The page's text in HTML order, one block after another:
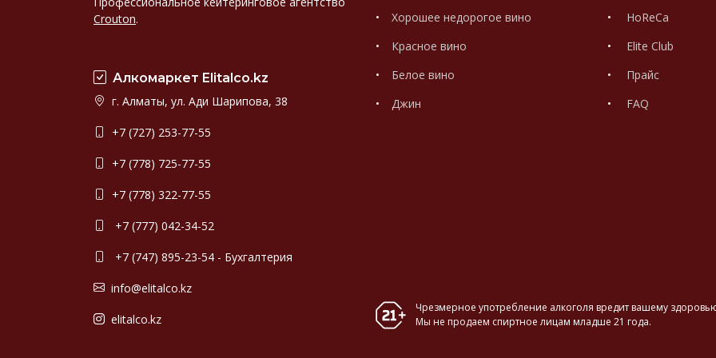
Crouton.
Алкомаркет Elitalco.kz
г. Алматы, ул. Ади Шарипова, 38
+7 (727) 253-77-55
+7 (778) 725-77-55
+7 (778) 322-77-55
+7 (777) 042-34-52
+7 (747) 895-23-54 - Бухгалтерия
info@elitalco.kz
elitalco.kz
Хорошее недорогое вино
Красное вино
Белое вино
Джин
HoReCa
Elite Club
Прайс
FAQ
Чрезмерное употребление алкоголя вредит вашему
Мы не продаем спиртное лицам младше 21 года.